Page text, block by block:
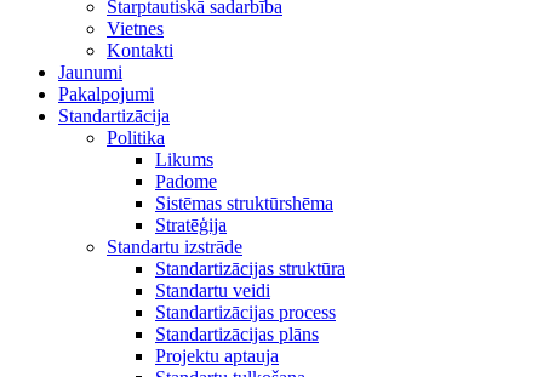
Starptautiskā sadarbība
Vietnes
Kontakti
Jaunumi
Pakalpojumi
Standartizācija
Politika
Likums
Padome
Sistēmas struktūrshēma
Stratēģija
Standartu izstrāde
Standartizācijas struktūra
Standartu veidi
Standartizācijas process
Standartizācijas plāns
Projektu aptauja